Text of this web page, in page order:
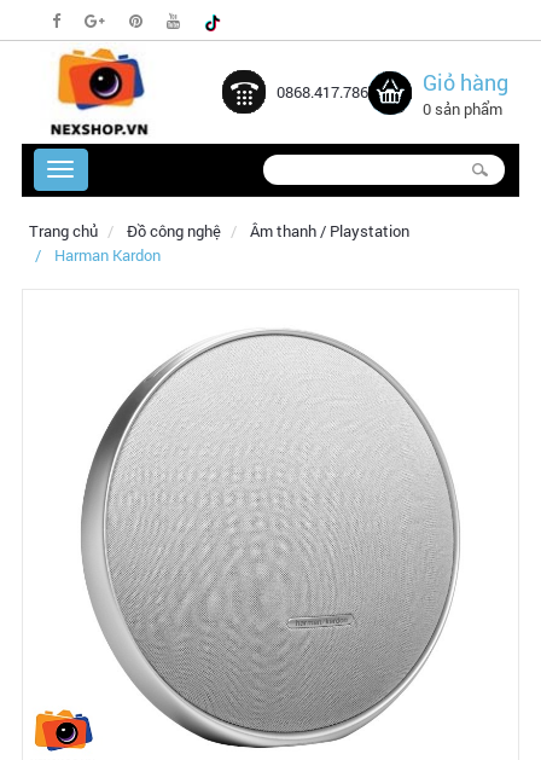
0868.417.786 Giỏ hàng
0 sản phẩm
Trang chủ Đồ công nghệ
Âm thanh / Playstation
Harman Kardon